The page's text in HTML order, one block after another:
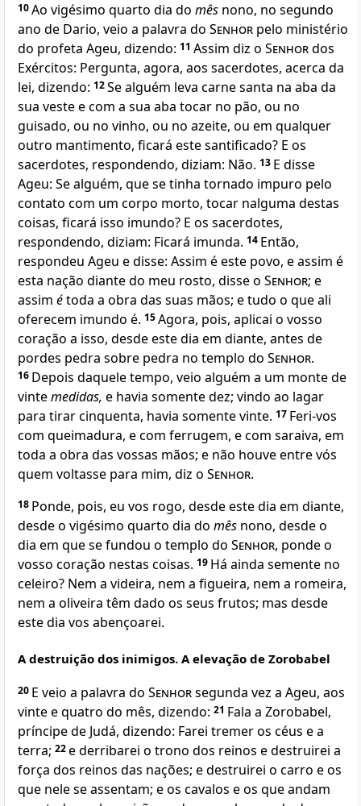
10Ao vigésimo quarto dia do mês nono, no segundo
ano de Dario, veio a palavra do Senhor pelo ministério
do profeta Ageu, dizendo: 11 Assim diz o Senhordos
Exércitos: Pergunta, agora, aos sacerdotes, acerca da
lei, dizendo: 12Se alguém leva carne santa na aba da
sua veste e com a sua aba tocar no pão, ou no
guisado, ou no vinho, ou no azeite, ou em qualquer
outro mantimento, ficará este santificado? E os
sacerdotes, respondendo, diziam: Não. 13 E disse
Ageu: Se alguém, que se tinha tornado impuro pelo
contato com um corpo morto, tocar nalguma destas
coisas, ficará isso imundo? E os sacerdotes,
respondendo, diziam: Ficará imunda. 14 Então,
respondeu Ageu e disse: Assim é este povo, e assim é
esta nação diante do meu rosto, disse o Senhor; e
assim étoda a obra das suas mãos; e tudo o que ali
oferecem imundo é. 15Agora, pois, aplicai o vosso
coração a isso, desde este dia em diante, antes de
pordes pedra sobre pedra no templo do Senhor.
16 Depois daquele tempo, veio alguém a um monte de
vintemedidas, e havia somente dez; vindo ao lagar
para tirar cinquenta, havia somente vinte. 17 Feri-vos
com queimadura, e com ferrugem, e com saraiva, em
toda a obra das vossas mãos; e não houve entre vós
quem voltasse para mim, diz o Senhor.
18 Ponde, pois, eu vos rogo, desde este dia em diante,
desde o vigésimo quarto dia do mês nono, desde o
dia em que se fundou o templo do Senhor, ponde o
vosso coração nestas coisas. 19 Há ainda semente no
celeiro? Nem a videira, nem a figueira, nem a romeira,
nem a oliveira têm dado os seus frutos; mas desde
este dia vos abençoarei.
A destruição dos inimigos. A elevação de Zorobabel
20 E veio a palavra do Senhorsegunda vez a Ageu, aos
vinte e quatro do mês, dizendo: 21 Fala a Zorobabel,
príncipe de Judá, dizendo: Farei tremer os céus e a
terra; 22e derribarei o trono dos reinos e destruirei a
força dos reinos das nações; e destruirei o carro e os
que nele se assentam; e os cavalos e os que andam